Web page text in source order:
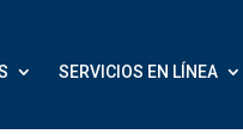
SERVICIOS EN LÍNEA